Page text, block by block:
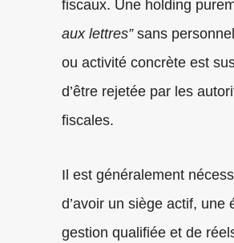
fiscaux. Une holding
aux lettres”sans
ou activité concrète est
d’être rejetée par les
fiscales.
Il est généralement
d’avoir un siège actif, une
gestion qualifiée et de